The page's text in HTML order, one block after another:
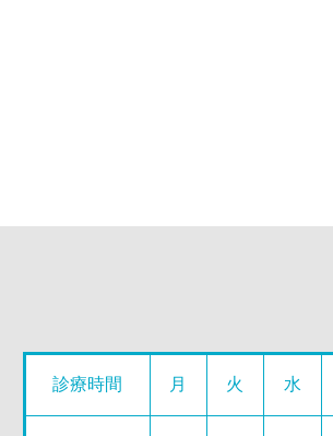
診療時間 月 火 水